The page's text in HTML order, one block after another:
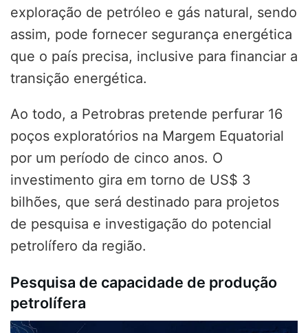
exploração de petróleo e gás natural, sendo
assim, pode fornecer segurança energética
que o país precisa, inclusive para financiar a
transição energética.
Ao todo, a Petrobras pretende perfurar 16
poços exploratórios na Margem Equatorial
por um período de cinco anos. O
investimento gira em torno de US$ 3
bilhões, que será destinado para projetos
de pesquisa e investigação do potencial
petrolífero da região.
Pesquisa de capacidade de produção
petrolífera